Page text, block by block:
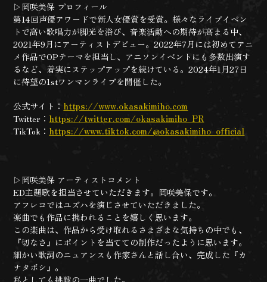
▷岡咲美保 プロフィール
第14回声優アワードで新人女優賞を受賞。様々なライブイベン
トで高い歌唱力が脚光を浴び、音楽活動への期待が高まる中、
2021年9月にアーティストデビュー。2022年7月には初めてアニ
メ作品でOPテーマを担当し、アニソンイベントにも多数出演す
るなど、着実にステップアップを続けている。2024年1月27日
に待望の1stワンマンライブを開催した。
公式サイト： https://www.okasakimiho.com
Twitter： https://twitter.com/okasakimiho_PR
TikTok： https://www.tiktok.com/@okasakimiho_official
▷岡咲美保 アーティストコメント
ED主題歌を担当させていただきます。岡咲美保です。
アフレコではユズハを演じさせていただきました。
楽曲でも作品に携われることを嬉しく思います。
この楽曲は、作品から受け取れるさまざまな気持ちの中でも、
『切なさ』にポイントを当てての制作だったように思います。
細かい歌詞のニュアンスも作家さんと話し合い、完成した『カ
ナタボシ』。